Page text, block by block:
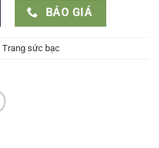
BÁO GIÁ
Trang sức bạc